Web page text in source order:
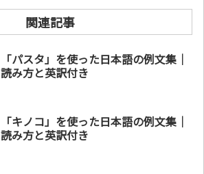
関連記事
「パスタ」を使った日本語の例文集｜
読み方と英訳付き
「キノコ」を使った日本語の例文集｜
読み方と英訳付き